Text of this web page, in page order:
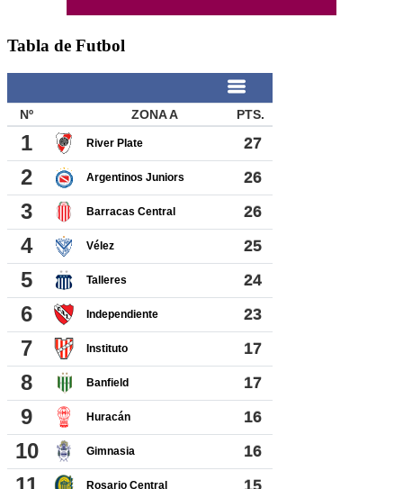
Tabla de Futbol